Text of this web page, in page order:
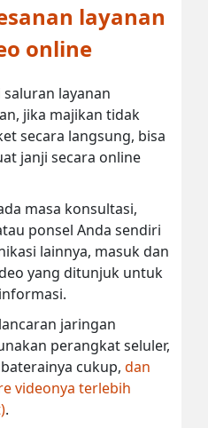
layanan
online
layanan
jika majikan tidak
secara langsung, bisa
janji secara online
masa konsultasi,
ponsel Anda sendiri
lainnya, masuk dan
yang ditunjuk untuk
jaringan
perangkat seluler,
cukup, dan
videonya terlebih
.